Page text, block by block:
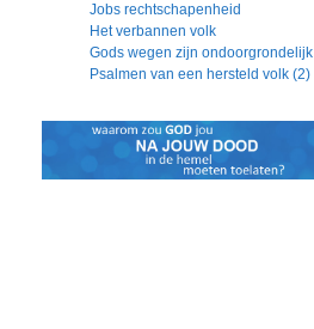
Jobs rechtschapenheid
Het verbannen volk
Gods wegen zijn ondoorgrondelijk
Psalmen van een hersteld volk (2)